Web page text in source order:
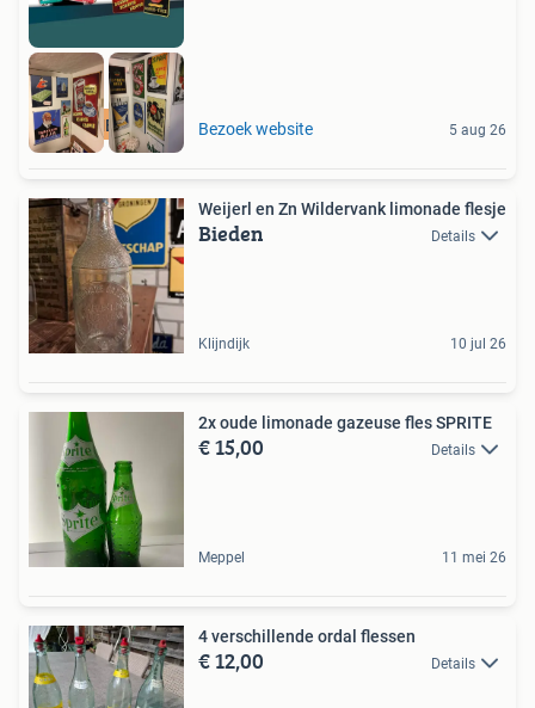
RECLAMEBORDEN Bezoek website 5 aug 26
Weijerl en Zn Wildervank limonade flesje
Bieden Details
Klijndijk 10 jul 26
2x oude limonade gazeuse fles SPRITE
€ 15,00 Details
Meppel 11 mei 26
4 verschillende ordal flessen
€ 12,00 Details